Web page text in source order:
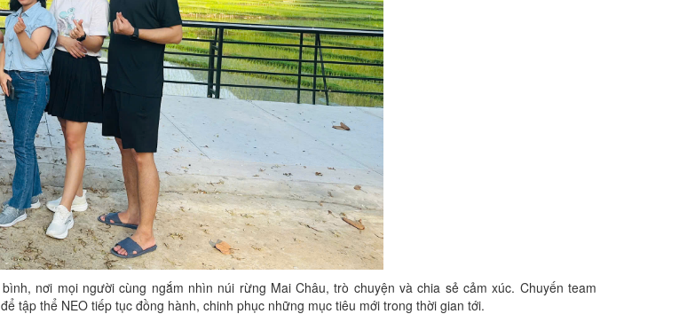
nơi mọi người cùng ngắm nhìn núi rừng Mai Châu, trò chuyện và chia sẻ cảm xúc. Chuyến team
tập thể NEO tiếp tục đồng hành, chinh phục những mục tiêu mới trong thời gian tới.